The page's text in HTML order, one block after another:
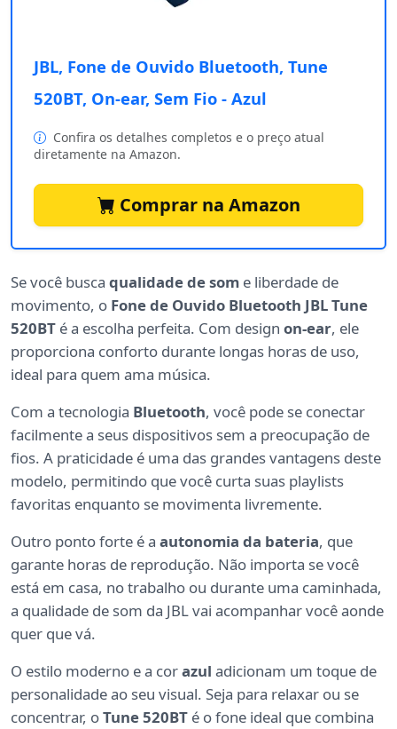
JBL, Fone de Ouvido Bluetooth, Tune
520BT, On-ear, Sem Fio - Azul
Confira os detalhes completos e o preço atual
diretamente na Amazon.
Comprar na Amazon
Se você busca qualidade de som e liberdade de
movimento, o Fone de Ouvido Bluetooth JBL Tune
520BT é a escolha perfeita. Com design on-ear, ele
proporciona conforto durante longas horas de uso,
ideal para quem ama música.
Com a tecnologia Bluetooth, você pode se conectar
facilmente a seus dispositivos sem a preocupação de
fios. A praticidade é uma das grandes vantagens deste
modelo, permitindo que você curta suas playlists
favoritas enquanto se movimenta livremente.
Outro ponto forte é a autonomia da bateria, que
garante horas de reprodução. Não importa se você
está em casa, no trabalho ou durante uma caminhada,
a qualidade de som da JBL vai acompanhar você aonde
quer que vá.
O estilo moderno e a corazul adicionam um toque de
personalidade ao seu visual. Seja para relaxar ou se
concentrar, oTune 520BT é o fone ideal que combina